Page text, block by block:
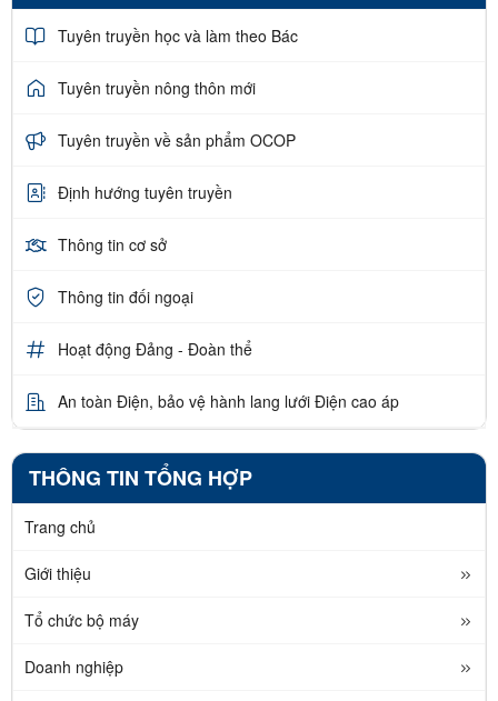
Tuyên truyền học và làm theo Bác
Tuyên truyền nông thôn mới
Tuyên truyền về sản phẩm OCOP
Định hướng tuyên truyền
Thông tin cơ sở
Thông tin đối ngoại
Hoạt động Đảng - Đoàn thể
An toàn Điện, bảo vệ hành lang lưới Điện cao áp
THÔNG TIN TỔNG HỢP
Trang chủ
Giới thiệu
Tổ chức bộ máy
Doanh nghiệp